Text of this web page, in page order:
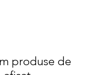
produse de